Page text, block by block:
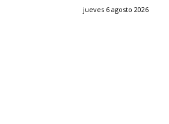
jueves 6 agosto 2026